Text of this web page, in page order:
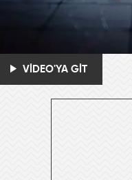
VİDEO'YA GİT